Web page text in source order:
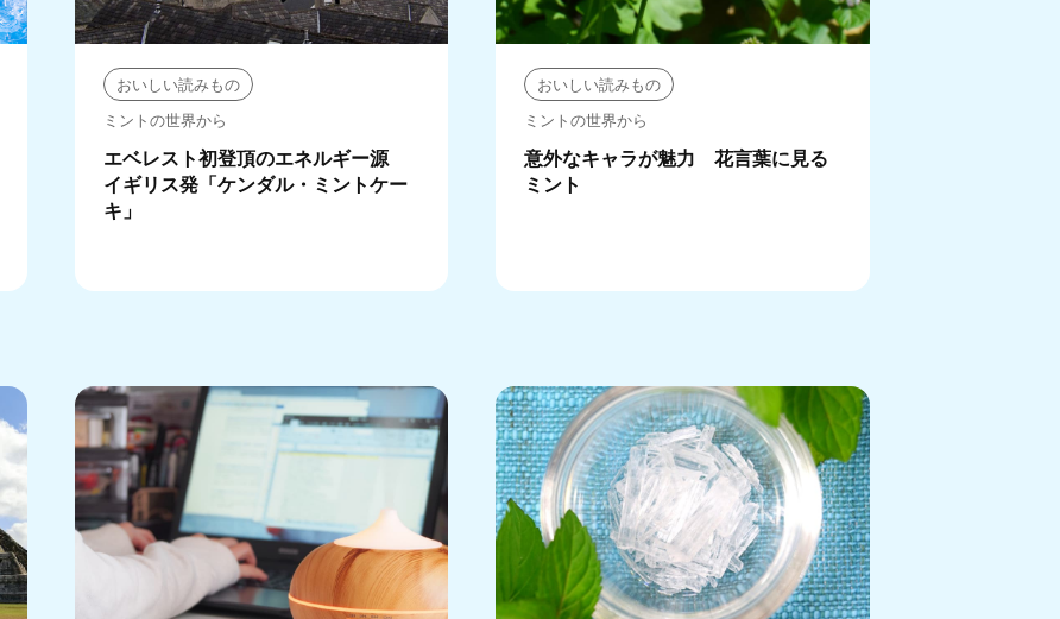
おいしい読みもの
ミントの世界から
エベレスト初登頂のエネルギー源
イギリス発「ケンダル・ミントケー
キ」
おいしい読みもの
ミントの世界から
意外なキャラが魅力 花言葉に見る
ミント